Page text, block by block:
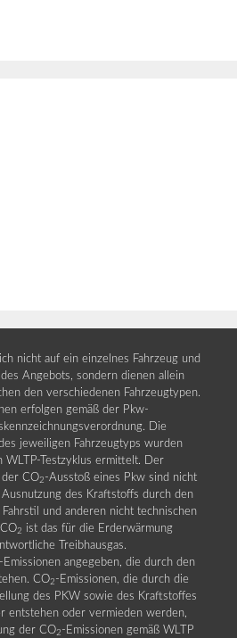
nicht auf ein einzelnes Fahrzeug und
Angebots, sondern dienen allein
den verschiedenen Fahrzeugtypen.
erfolgen gemäß der Pkw-
Die
jeweiligen Fahrzeugtyps wurden
WLTP-Testzyklus ermittelt. Der
CO2 -Ausstoß eines Pkw sind nicht
des Kraftstoffs durch den
und anderen nicht technischen
2 ist das für die Erderwärmung
Treibhausgas.
-Emissionen angegeben, die durch den
CO2 -Emissionen, die durch die
des PKW sowie des Kraftstoffes
entstehen oder vermieden werden,
der CO2 -Emissionen gemäß WLTP